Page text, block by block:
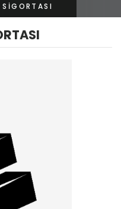
SİGORTASI